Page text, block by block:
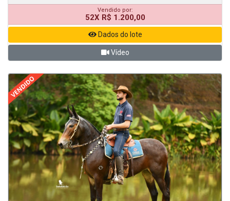
Vendido por:
52X R$ 1.200,00
Dados do lote
Vídeo